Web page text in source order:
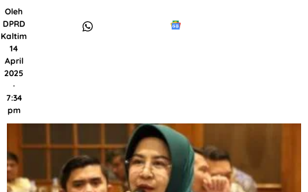
Oleh
DPRD
Kaltim
14
April
2025
·
7:34
pm